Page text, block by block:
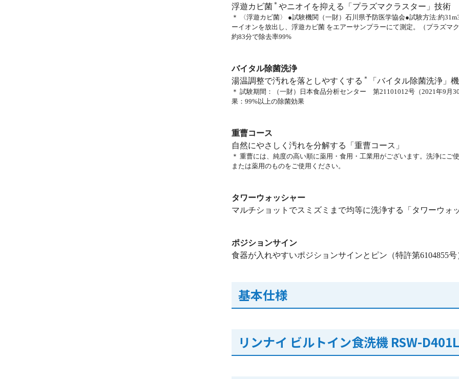
浮遊カビ菌 ＊ やニオイを抑える「プラズマクラスター」技術
＊ 〈浮遊カビ菌〉 ●試験機関（一財）石川県予防医学協会●試験方法:約
ーイオンを放出し、浮遊カビ菌 をエアーサンプラーにて測定。（プラズマ
約83分で除去率99%
バイタル除菌洗浄
湯温調整で汚れを落としやすくする ＊ 「バイタル除菌洗浄」
＊ 試験期間：（一財）日本食品分析センター 第21101012号（2021年9
果：99%以上の除菌効果
重曹コース
自然にやさしく汚れを分解する「重曹コース」
＊ 重曹には、純度の高い順に薬用・食用・工業用がございます。洗浄にご
または薬用のものをご使用ください。
タワーウォッシャー
マルチショットでスミズミまで均等に洗浄する「タワーウォ
ポジションサイン
食器が入れやすいポジションサインとピン（特許第6104855号
基本仕様
リンナイ ビルトイン食洗機 RSW-